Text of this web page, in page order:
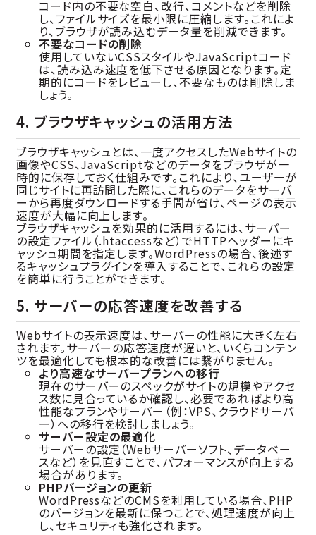
コード内の不要な空白、改行、コメントなどを削除
し、ファイルサイズを最小限に圧縮します。これによ
り、ブラウザが読み込むデータ量を削減できます。
不要なコードの削除
使用していないCSSスタイルやJavaScriptコード
は、読み込み速度を低下させる原因となります。定
期的にコードをレビューし、不要なものは削除しま
しょう。
4. ブラウザキャッシュの活用方法
ブラウザキャッシュとは、一度アクセスしたWebサイトの
画像やCSS、JavaScriptなどのデータをブラウザが一
時的に保存しておく仕組みです。これにより、ユーザーが
同じサイトに再訪問した際に、これらのデータをサーバ
ーから再度ダウンロードする手間が省け、ページの表示
速度が大幅に向上します。
ブラウザキャッシュを効果的に活用するには、サーバー
の設定ファイル（.htaccessなど）でHTTPヘッダーにキ
ャッシュ期間を指定します。WordPressの場合、後述す
るキャッシュプラグインを導入することで、これらの設定
を簡単に行うことができます。
5. サーバーの応答速度を改善する
Webサイトの表示速度は、サーバーの性能に大きく左右
されます。サーバーの応答速度が遅いと、いくらコンテン
ツを最適化しても根本的な改善には繋がりません。
より高速なサーバープランへの移行
現在のサーバーのスペックがサイトの規模やアクセ
ス数に見合っているか確認し、必要であればより高
性能なプランやサーバー（例：VPS、クラウドサーバ
ー）への移行を検討しましょう。
サーバー設定の最適化
サーバーの設定（Webサーバーソフト、データベー
スなど）を見直すことで、パフォーマンスが向上する
場合があります。
PHPバージョンの更新
WordPressなどのCMSを利用している場合、PHP
のバージョンを最新に保つことで、処理速度が向上
し、セキュリティも強化されます。